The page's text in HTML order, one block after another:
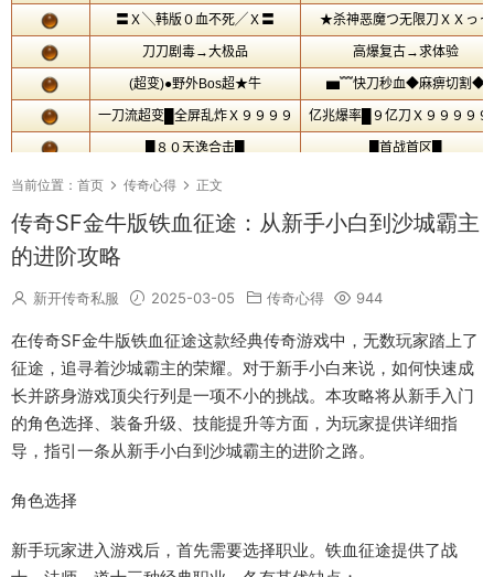
当前位置： 首页 传奇心得 正文
传奇SF金牛版铁血征途：从新手小白到沙城霸主
的进阶攻略
新开传奇私服 2025-03-05 传奇心得 944
在传奇SF金牛版铁血征途这款经典传奇游戏中，无数玩家踏上了
征途，追寻着沙城霸主的荣耀。对于新手小白来说，如何快速成
长并跻身游戏顶尖行列是一项不小的挑战。本攻略将从新手入门
的角色选择、装备升级、技能提升等方面，为玩家提供详细指
导，指引一条从新手小白到沙城霸主的进阶之路。
角色选择
新手玩家进入游戏后，首先需要选择职业。铁血征途提供了战